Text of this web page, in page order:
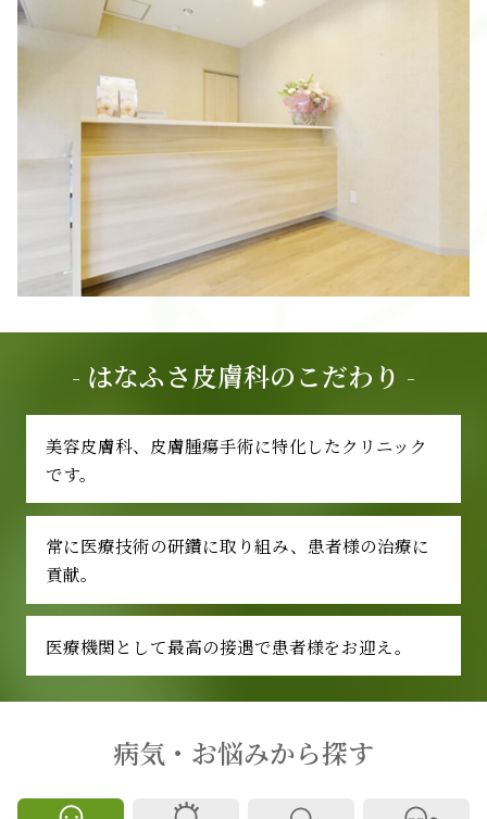
- はなふさ皮膚科のこだわり -
美容皮膚科、皮膚腫瘍手術に特化したクリニック
です。
常に医療技術の研鑽に取り組み、患者様の治療に
貢献。
医療機関として最高の接遇で患者様をお迎え。
病気・お悩みから探す